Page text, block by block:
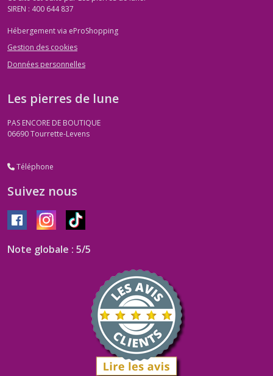
SIREN : 400 644 837
Hébergement via eProShopping
Gestion des cookies
Données personnelles
Les pierres de lune
PAS ENCORE DE BOUTIQUE
06690Tourrette-Levens
Téléphone
Suivez nous
Note globale : 5/5